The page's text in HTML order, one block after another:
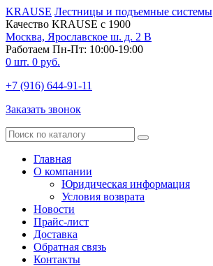
KRAUSE Лестницы и подъемные системы
Качество KRAUSE с 1900
Москва, Ярославское ш. д. 2 В
Работаем Пн-Пт: 10:00-19:00
0 шт. 0 руб.
+7 (916) 644-91-11
Заказать звонок
Главная
О компании
Юридическая информация
Условия возврата
Новости
Прайс-лист
Доставка
Обратная связь
Контакты